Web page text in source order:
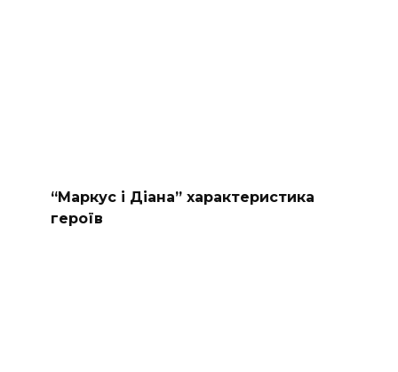
“Маркус і Діана” характеристика
героїв